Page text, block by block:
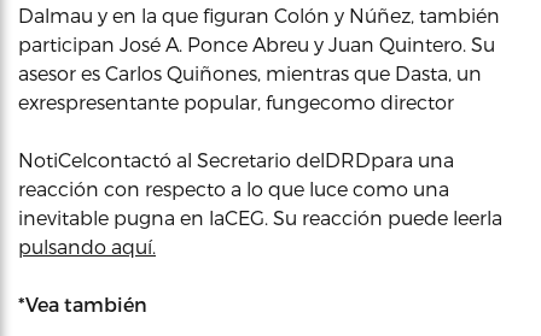
Dalmau y en la que figuran Colón y Núñez, también
participan José A. Ponce Abreu y Juan Quintero. Su
asesor es Carlos Quiñones, mientras que Dasta, un
exrespresentante popular, fungecomo director
NotiCelcontactó al Secretario delDRDpara una
reacción con respecto a lo que luce como una
inevitable pugna en laCEG. Su reacción puede leerla
pulsando aquí.
*Vea también